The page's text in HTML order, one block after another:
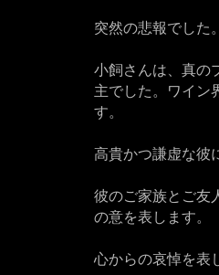
突然の悲報でした
小飼さんは、真の
主でした。ワイン
す。
高貴かつ謙虚な彼
彼のご家族とご友
の意を表します。
心からの哀悼を表